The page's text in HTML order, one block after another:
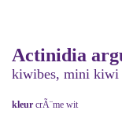
Actinidia
kiwibes, mini kiwi
kleur crÃ¨me wit